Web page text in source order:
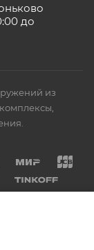
до
из